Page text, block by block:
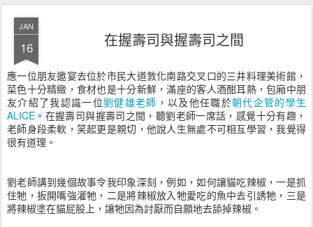
JAN
16 在握壽司與握壽司之間
應一位朋友邀宴去位於市民大道敦化南路交叉口的三井料理美術館，
菜色十分精緻，食材也是十分新鮮，滿座的客人酒酣耳熱，包廂中朋
友介紹了我認識一位劉健雄老師 ，以及他任職於朝代企管的學生
ALICE 。在握壽司與握壽司之間，聽劉老師一席話，感覺十分有趣，
老師身段柔軟，笑起更是親切，他說人生無處不可相互學習，我覺得
很有道理。
劉老師講到幾個故事令我印象深刻，例如，如何讓貓吃辣椒，一是抓
住牠，扳開嘴強灌牠，二是將辣椒放入牠愛吃的魚中去引誘牠，三是
將辣椒塗在貓屁股上，讓牠因為討厭而自願地去舔掉辣椒。